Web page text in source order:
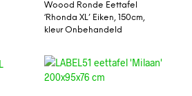
Woood Ronde Eettafel
‘Rhonda XL’ Eiken, 150cm,
kleur Onbehandeld